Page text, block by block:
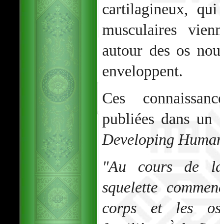
cartilagineux,
musculaires
autour des os
enveloppent.
Ces
publiées dans
Developing
"Au cours de
squelette
corps et les